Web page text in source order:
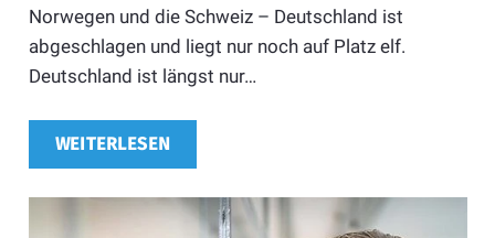
Norwegen und die Schweiz – Deutschland ist
abgeschlagen und liegt nur noch auf Platz elf.
Deutschland ist längst nur…
WEITERLESEN